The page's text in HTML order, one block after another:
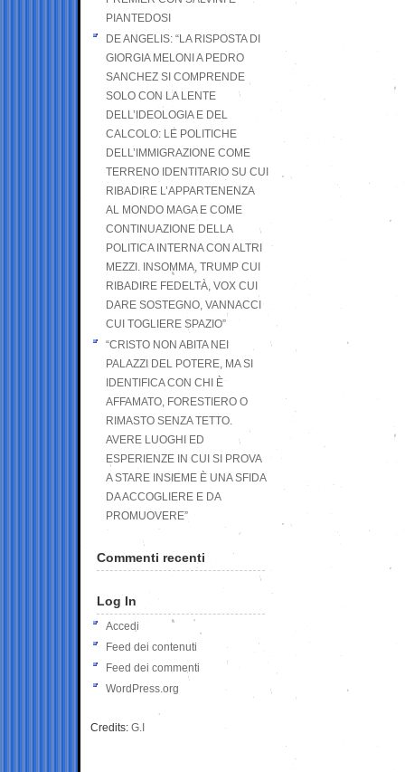
PIANTEDOSI
DE ANGELIS: “LA RISPOSTA DI
GIORGIA MELONI A PEDRO
SANCHEZ SI COMPRENDE
SOLO CON LA LENTE
DELL’IDEOLOGIA E DEL
CALCOLO: LE POLITICHE
DELL’IMMIGRAZIONE COME
TERRENO IDENTITARIO SU CUI
RIBADIRE L’APPARTENENZA
AL MONDO MAGA E COME
CONTINUAZIONE DELLA
POLITICA INTERNA CON ALTRI
MEZZI. INSOMMA, TRUMP CUI
RIBADIRE FEDELTÀ, VOX CUI
DARE SOSTEGNO, VANNACCI
CUI TOGLIERE SPAZIO”
“CRISTO NON ABITA NEI
PALAZZI DEL POTERE, MA SI
IDENTIFICA CON CHI È
AFFAMATO, FORESTIERO O
RIMASTO SENZA TETTO.
AVERE LUOGHI ED
ESPERIENZE IN CUI SI PROVA
A STARE INSIEME È UNA SFIDA
DA ACCOGLIERE E DA
PROMUOVERE”
Commenti recenti
Log In
Accedi
Feed dei contenuti
Feed dei commenti
WordPress.org
Credits: G.I